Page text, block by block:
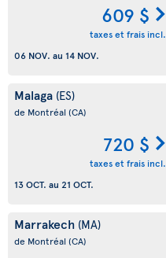
609 $
taxes et frais incl.
06 NOV. au 14 NOV.
Malaga (ES)
de Montréal (CA)
720 $
taxes et frais incl.
13 OCT. au 21 OCT.
Marrakech (MA)
de Montréal (CA)